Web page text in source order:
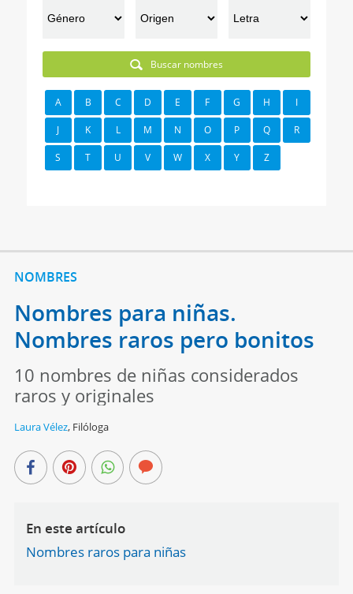
Buscar nombres
A B C D E F G H I
J K L M N O P Q R
S T U V W X Y Z
NOMBRES
Nombres para niñas.
Nombres raros pero bonitos
10 nombres de niñas considerados
raros y originales
Laura Vélez, Filóloga
En este artículo
Nombres raros para niñas